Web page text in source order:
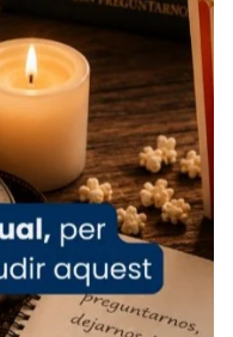
news/2026-
papa-viaje-
ens